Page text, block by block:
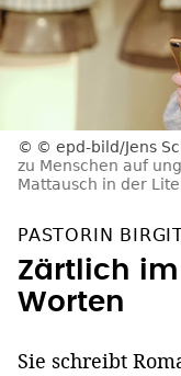
© epd-bild/Jens
zu Menschen auf
Mattausch in der
PASTORIN
Zärtlich
Worten
Sie schreibt